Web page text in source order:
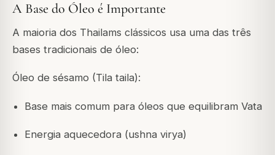
A Base do Óleo é Importante
A maioria dos Thailams clássicos usa uma das três
bases tradicionais de óleo:
Óleo de sésamo (Tila taila):
Base mais comum para óleos que equilibram Vata
Energia aquecedora (ushna virya)